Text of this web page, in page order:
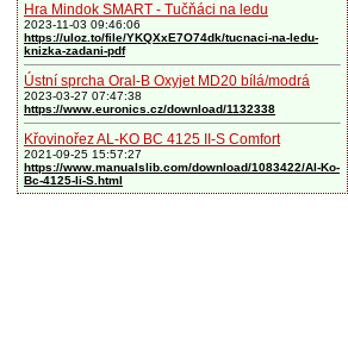
Hra Mindok SMART - Tučňáci na ledu
2023-11-03 09:46:06
https://uloz.to/file/YKQXxE7O74dk/tucnaci-na-ledu-
knizka-zadani-pdf
Ústní sprcha Oral-B Oxyjet MD20 bílá/modrá
2023-03-27 07:47:38
https://www.euronics.cz/download/1132338
Křovinořez AL-KO BC 4125 II-S Comfort
2021-09-25 15:57:27
https://www.manualslib.com/download/1083422/Al-Ko-
Bc-4125-Ii-S.html